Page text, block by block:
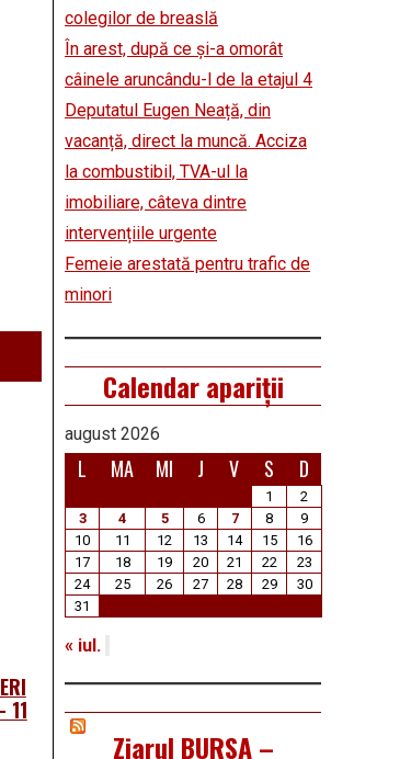
11
colegilor de breaslă
În arest, după ce și-a omorât
câinele aruncându-l de la etajul 4
Deputatul Eugen Neață, din
vacanță, direct la muncă. Acciza
la combustibil, TVA-ul la
imobiliare, câteva dintre
intervențiile urgente
Femeie arestată pentru trafic de
minori
Calendar apariții
august 2026
L MA MI J V S D
1
2
3
4 5 6 7 8
9
10
11 12 13 14 15
16
17
18 19 20 21 22
23
24
25 26 27 28 29
30
31
« iul.
Ziarul BURSA –